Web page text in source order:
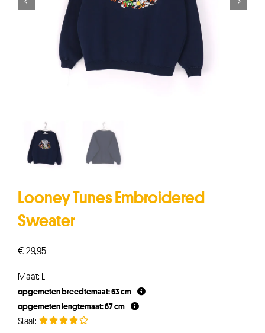
Looney Tunes Embroidered
Sweater
€29,95
Maat: L
opgemeten breedtemaat: 63 cm
opgemeten lengtemaat: 67 cm